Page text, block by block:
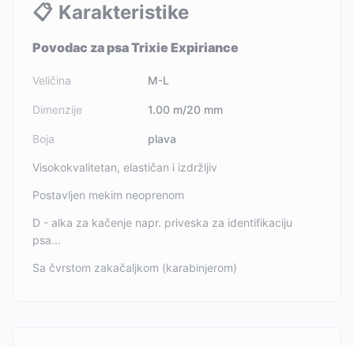
📋 Karakteristike
Povodac za psa Trixie Expiriance
Veličina M-L
Dimenzije 1.00 m/20 mm
Boja plava
Visokokvalitetan, elastičan i izdržljiv
Postavljen mekim neoprenom
D - alka za kačenje napr. priveska za identifikaciju
psa...
Sa čvrstom zakačaljkom (karabinjerom)